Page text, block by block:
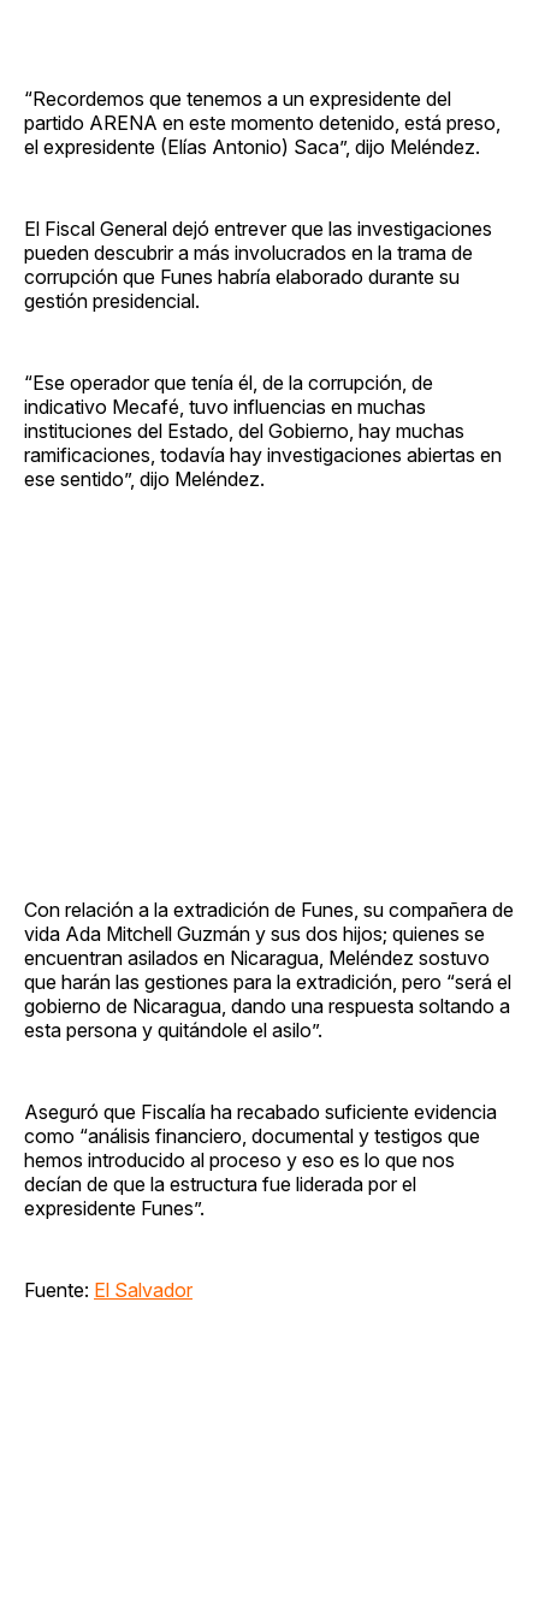
“Recordemos que tenemos a un expresidente del
partido ARENA en este momento detenido, está preso,
el expresidente (Elías Antonio) Saca”, dijo Meléndez.
El Fiscal General dejó entrever que las investigaciones
pueden descubrir a más involucrados en la trama de
corrupción que Funes habría elaborado durante su
gestión presidencial.
“Ese operador que tenía él, de la corrupción, de
indicativo Mecafé, tuvo influencias en muchas
instituciones del Estado, del Gobierno, hay muchas
ramificaciones, todavía hay investigaciones abiertas en
ese sentido”, dijo Meléndez.
Con relación a la extradición de Funes, su compañera de
vida Ada Mitchell Guzmán y sus dos hijos; quienes se
encuentran asilados en Nicaragua, Meléndez sostuvo
que harán las gestiones para la extradición, pero “será el
gobierno de Nicaragua, dando una respuesta soltando a
esta persona y quitándole el asilo”.
Aseguró que Fiscalía ha recabado suficiente evidencia
como “análisis financiero, documental y testigos que
hemos introducido al proceso y eso es lo que nos
decían de que la estructura fue liderada por el
expresidente Funes”.
Fuente: El Salvador